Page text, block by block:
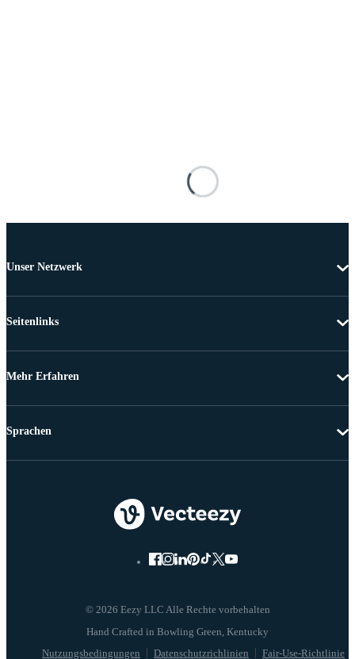
Unser Netzwerk
Seitenlinks
Mehr Erfahren
© 2026 Eezy LLC Alle Rechte vorbehalten
Nutzungsbedingungen Datenschutzrichlinien Fair-Use-Richtlinie
Sprachen